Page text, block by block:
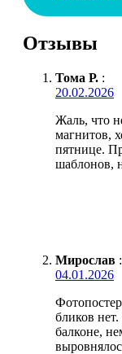
Отзывы
Тома Р. :
20.02.2026
Жаль, что
магнитов,
пятнице.
шаблонов,
Мирослав :
04.01.2026
бликов
балконе,